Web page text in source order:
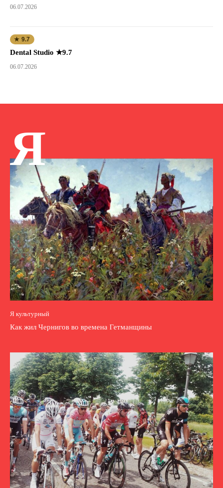
06.07.2026
★ 9.7
Dental Studio ★9.7
06.07.2026
Я
Я культурный
Как жил Чернигов во времена Гетманщины